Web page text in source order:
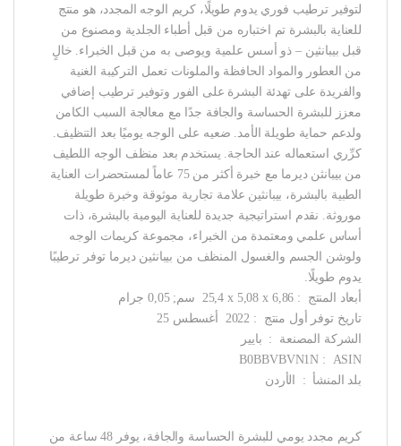
لتوفير ترطيب فوري يدوم طويلًا، كريم الوجه المجدد، هو منتج
للعناية بالبشرة تم اختباره من قبل أطباء الجلدية ومصنوع من
قبل بيبانثين – ذو أسس علمية ويوصى به من قبل الخبراء. خالٍ
من العطور والمواد الحافظة والملونات تعمل التركيبة الغنية
والفريدة على تهدئة البشرة على الفور وتوفير ترطيب إضافي
معزز للبشرة الحساسة والجافة جدًا مع معالجة السبب الكامن
ولدعم حماية طويلة الأمد. ضعيه على الوجه يوميًا بعد التنظيف.
كرِّري استعماله عند الحاجة. يستخدم بعد منظف الوجه اللطيف
من بيبانثن ديرما مع خبرة أكثر من 75 عاماً لمستحضرات العناية
الطبية بالبشرة، بيبانثين علامة تجارية موثوقة وخبرة طويلة
موروثة. نقدم استراتيجية جديدة للعناية اليومية بالبشرة، ذات
أساس علمي ومعتمدة من الخبراء، مجموعة كريمات الوجه
ولوشن الجسم والغسول المنظف من بيبانثين ديرما توفر ترطيبًا
يدوم طويلًا.
أبعاد المنتج ‏ : ‎ 25,4 x 5,08 x 6,86 سم; 0,05 جرام
تاريخ توفر أول منتج ‏ : ‎ 2022 أغسطس 25
الشركة المصنعة ‏ : ‎ بايير
ASIN ‏ : ‎ B0BBVBVN1N
بلد المنشأ ‏ : ‎ الأردن
كريم مجدد يومي للبشرة الحساسة والجافة، يوفر 48 ساعة من